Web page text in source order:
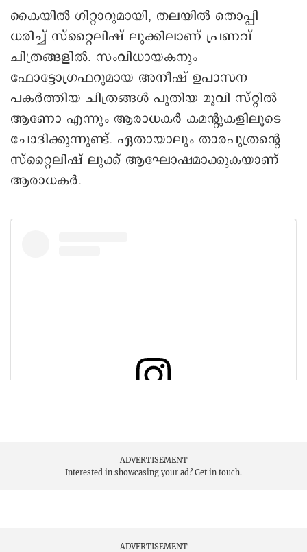
കൈയിൽ ഗിറ്റാറുമായി, തലയിൽ തൊപ്പി
ധരിച്ച് സ്റ്റൈലിഷ് ലുക്കിലാണ് പ്രണവ്
ചിത്രങ്ങളിൽ. സംവിധായകനും
ഫോട്ടോഗ്രഫറുമായ അനീഷ് ഉപാസന
പകർത്തിയ ചിത്രങ്ങൾ പുതിയ മൂവി സ്റ്റിൽ
ആണോ എന്നും ആരാധകർ കമന്റുകളിലൂടെ
ചോദിക്കുന്നുണ്ട്. ഏതായാലും താരപുത്രന്റെ
സ്റ്റൈലിഷ് ലുക്ക്‌ ആഘോഷമാക്കുകയാണ്
ആരാധകർ.
ADVERTISEMENT
Interested in showcasing your ad? Get in touch.
ADVERTISEMENT